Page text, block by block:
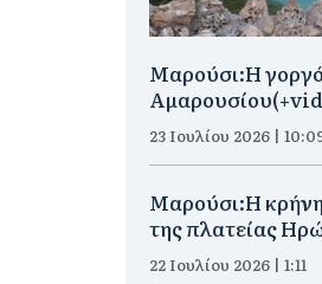
Μαρούσι:H
23 Ιουλίου 2026 |
Μαρούσι:Η
της πλατείας
22 Ιουλίου 2026 | 1:11